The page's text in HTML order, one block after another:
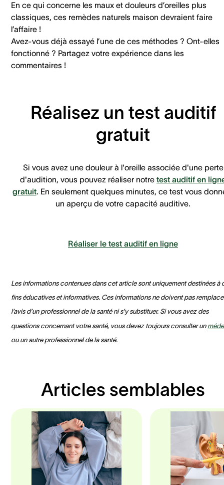
En ce qui concerne les maux et douleurs d’oreilles plus
classiques, ces remèdes naturels maison devraient faire
l’affaire !
Avez-vous déjà essayé l’une de ces méthodes ? Ont-elles
fonctionné ? Partagez votre expérience dans les
commentaires !
Réalisez un test auditif
gratuit
Si vous avez une douleur à l'oreille associée d'une perte
d'audition, vous pouvez réaliser notre test auditif en
gratuit. En seulement quelques minutes, ce test vous
un aperçu de votre capacité auditive.
Réaliser le test auditif en ligne
Les informations contenues dans cet article sont uniquement destinées à
fins éducatives et informatives. Ces informations ne doivent pas
l’avis d’un professionnel de la santé ni s’y substituer. Si vous avez des
questions concernant votre santé, vous devez toujours consulter un
ou un autre professionnel de la santé.
Articles semblables